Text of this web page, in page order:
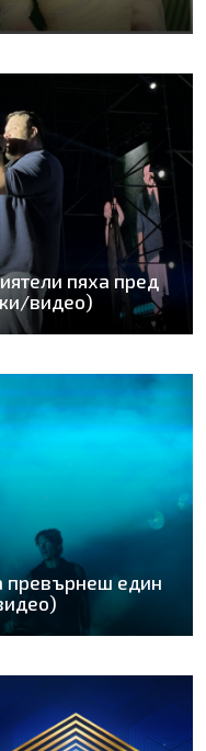
пяха пред
видео)
превърнеш един